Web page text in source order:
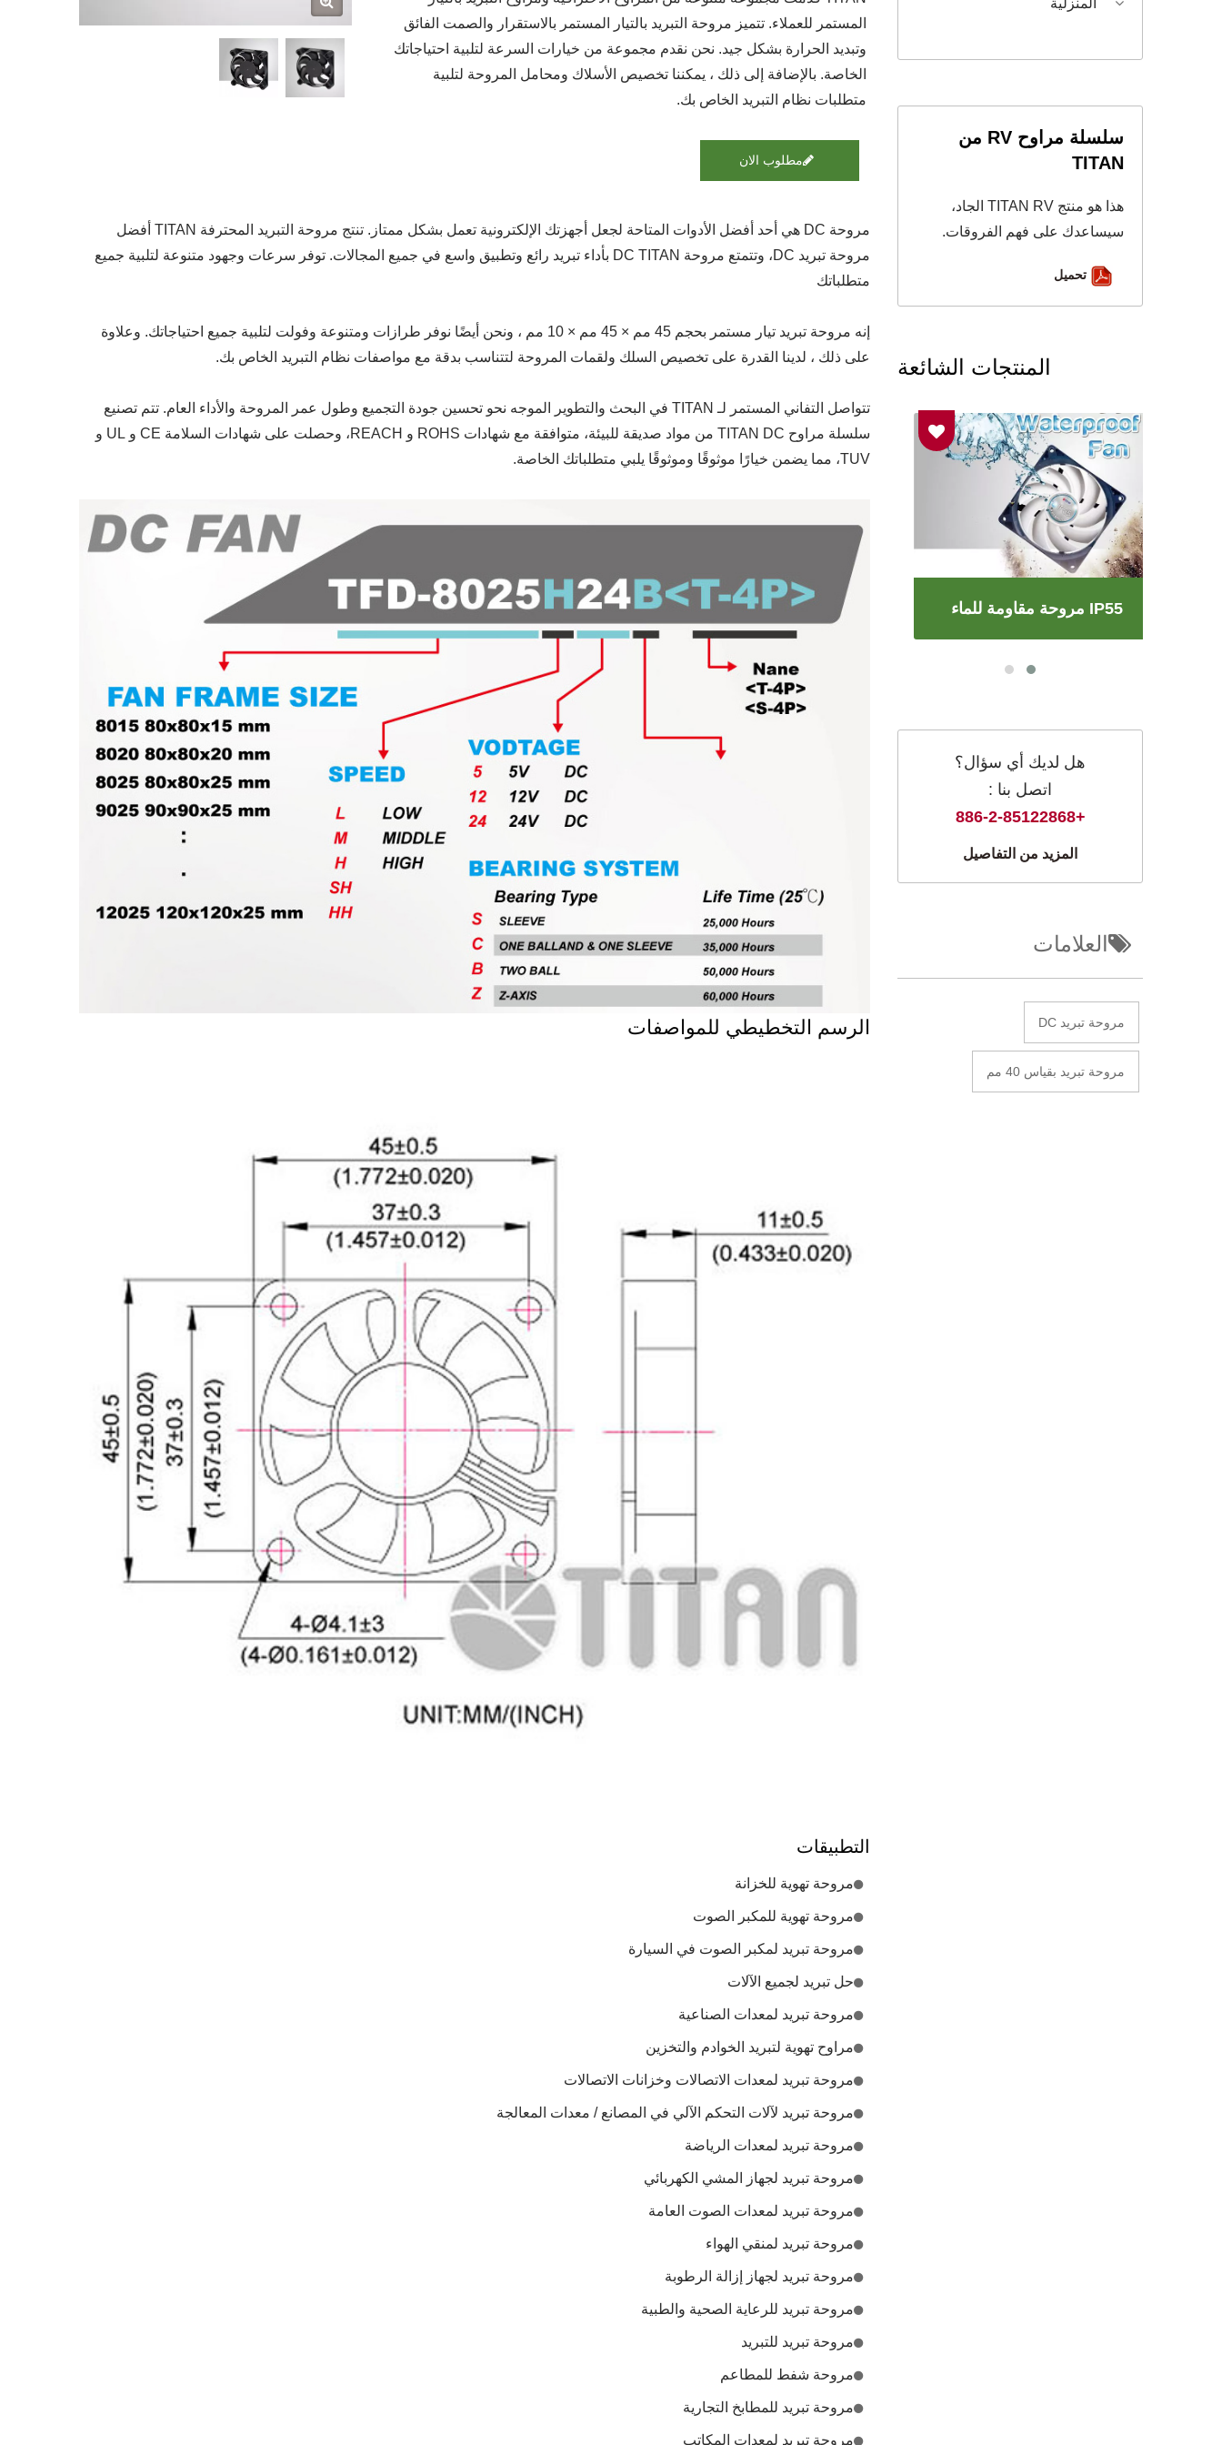
المستمر للعملاء. تتميز مروحة التبريد بالتيار المستمر بالاستقرار والصمت الفائق
وتبديد الحرارة بشكل جيد. نحن نقدم مجموعة من خيارات السرعة لتلبية احتياجاتك
الخاصة. بالإضافة إلى ذلك ، يمكننا تخصيص الأسلاك ومحامل المروحة لتلبية
متطلبات نظام التبريد الخاص بك.
مطلوب الان
مروحة DC هي أحد أفضل الأدوات المتاحة لجعل أجهزتك الإلكترونية تعمل بشكل ممتاز. تنتج مروحة التبريد المحترفة TITAN أفضل
مروحة تبريد DC، وتتمتع مروحة DC TITAN بأداء تبريد رائع وتطبيق واسع في جميع المجالات. توفر سرعات وجهود متنوعة لتلبية جميع
متطلباتك
إنه مروحة تبريد تيار مستمر بحجم 45 مم × 45 مم × 10 مم ، ونحن أيضًا نوفر طرازات ومتنوعة وفولت لتلبية جميع احتياجاتك. وعلاوة
على ذلك ، لدينا القدرة على تخصيص السلك ولقمات المروحة لتتناسب بدقة مع مواصفات نظام التبريد الخاص بك.
تتواصل التفاني المستمر لـ TITAN في البحث والتطوير الموجه نحو تحسين جودة التجميع وطول عمر المروحة والأداء العام. تتم تصنيع
سلسلة مراوح TITAN DC من مواد صديقة للبيئة، متوافقة مع شهادات ROHS و REACH، وحصلت على شهادات السلامة CE و UL و
TUV، مما يضمن خيارًا موثوقًا وموثوقًا يلبي متطلباتك الخاصة.
الرسم التخطيطي للمواصفات
التطبيقات
مروحة تهوية للخزانة
مروحة تهوية للمكبر الصوت
مروحة تبريد لمكبر الصوت في السيارة
حل تبريد لجميع الآلات
مروحة تبريد لمعدات الصناعية
مراوح تهوية لتبريد الخوادم والتخزين
مروحة تبريد لمعدات الاتصالات وخزانات الاتصالات
مروحة تبريد لآلات التحكم الآلي في المصانع / معدات المعالجة
مروحة تبريد لمعدات الرياضة
مروحة تبريد لجهاز المشي الكهربائي
مروحة تبريد لمعدات الصوت العامة
مروحة تبريد لمنقي الهواء
مروحة تبريد لجهاز إزالة الرطوبة
مروحة تبريد للرعاية الصحية والطبية
مروحة تبريد للتبريد
مروحة شفط للمطاعم
مروحة تبريد للمطابخ التجارية
مروحة تبريد لمعدات المكاتب
المنزلية
سلسلة مراوح RV من
TITAN
هذا هو منتج TITAN RV الجاد،
سيساعدك على فهم الفروقات.
تحميل
المنتجات الشائعة
مروحة ثلاجة RV مروحة مقاومة للماء IP55 مروحة ثلاجة RV مروحة مقاومة للماء IP55
هل لديك أي سؤال؟
اتصل بنا :
+886-2-85122868
المزيد من التفاصيل
العلامات
مروحة تبريد DC
مروحة تبريد بقياس 40 مم